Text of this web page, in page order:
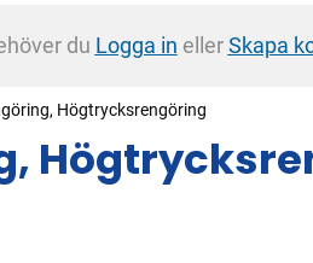
du Logga in ellerSkapa
Högtrycksrengöring